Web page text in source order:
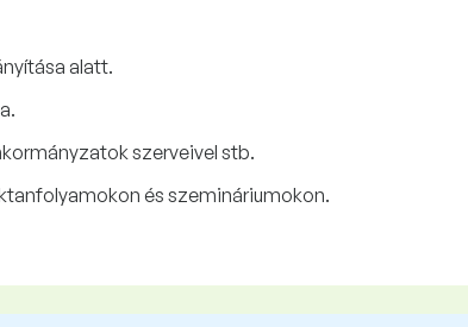
alatt.
szerveivel stb.
és szemináriumokon.